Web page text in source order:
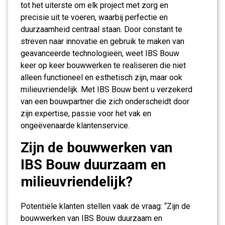
tot het uiterste om elk project met zorg en
precisie uit te voeren, waarbij perfectie en
duurzaamheid centraal staan. Door constant te
streven naar innovatie en gebruik te maken van
geavanceerde technologieën, weet IBS Bouw
keer op keer bouwwerken te realiseren die niet
alleen functioneel en esthetisch zijn, maar ook
milieuvriendelijk. Met IBS Bouw bent u verzekerd
van een bouwpartner die zich onderscheidt door
zijn expertise, passie voor het vak en
ongeëvenaarde klantenservice.
Zijn de bouwwerken van
IBS Bouw duurzaam en
milieuvriendelijk?
Potentiële klanten stellen vaak de vraag: “Zijn de
bouwwerken van IBS Bouw duurzaam en